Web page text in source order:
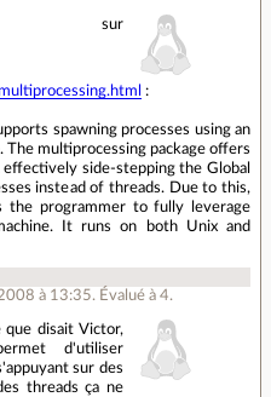
:
spawning processes using an
multiprocessing package offers
side-stepping the Global
instead of threads. Due to this,
the programmer to fully leverage
It runs on both Unix and
à 13:35. Évalué à4.
que disait Victor,
d'utiliser
sur des
threads ça ne